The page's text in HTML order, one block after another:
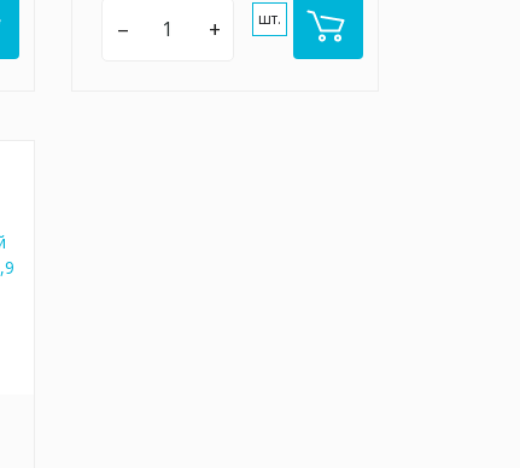
– + шт.